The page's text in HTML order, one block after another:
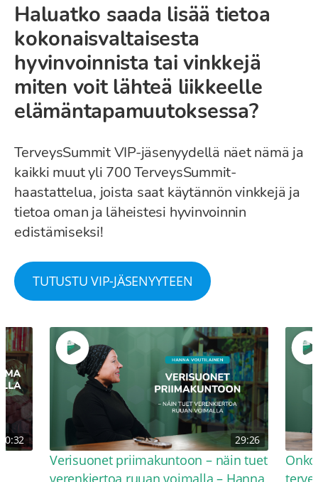
Haluatko saada lisää tietoa
kokonaisvaltaisesta
hyvinvoinnista tai vinkkejä
miten voit lähteä liikkeelle
elämäntapamuutoksessa?
TerveysSummit VIP-jäsenyydellä näet nämä ja
kaikki muut yli 700 TerveysSummit-
haastattelua, joista saat käytännön vinkkejä ja
tietoa oman ja läheistesi hyvinvoinnin
edistämiseksi!
TUTUSTU VIP-JÄSENYYTEEN
30:32 29:26
Verisuonet priimakuntoon – näin tuet
verenkiertoa ruuan voimalla – Hanna